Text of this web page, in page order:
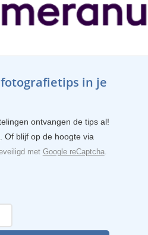
in je
ontvangen de tips al!
. Of blijf op de hoogte via
met Google reCaptcha.